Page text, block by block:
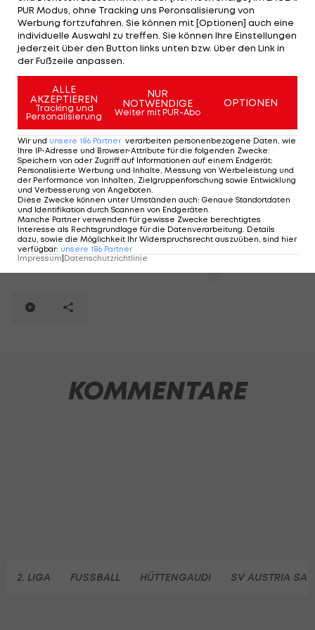
Hier die fünf schönsten Tore im März:
Mehr zum Thema
So lief die Lizenz-
Vergabe
Bundesliga
Die
KOMMENTARE
2. LIGA FUSSBALL HÜTTENGAUDI SV AUSTRIA
PUR Modus, ohne Tracking uns Peronsalisierung von
Werbung fortzufahren. Sie können mit [Optionen] auch eine
individuelle Auswahl zu treffen. Sie können Ihre Einstellungen
jederzeit über den Button links unten bzw. über den Link in
der Fußzeile anpassen.
ALLE
AKZEPTIEREN
Tracking und
Personalisierung
NUR
NOTWENDIGE
Weiter mit PUR-Abo
OPTIONEN
Wir und unsere 186 Partner verarbeiten personenbezogene Daten, wie
Ihre IP-Adresse und Browser-Attribute für die folgenden Zwecke:
Speichern von oder Zugriff auf Informationen auf einem Endgerät;
Personalisierte Werbung und Inhalte, Messung von Werbeleistung und
der Performance von Inhalten, Zielgruppenforschung sowie Entwicklung
und Verbesserung von Angeboten.
Diese Zwecke können unter Umständen auch: Genaue Standortdaten
und Identifikation durch Scannen von Endgeräten.
Manche Partner verwenden für gewisse Zwecke berechtigtes
Interesse als Rechtsgrundlage für die Datenverarbeitung. Details
dazu, sowie die Möglichkeit Ihr Widerspruchsrecht auszuüben, sind hier
verfügbar: unsere 186 Partner
Impressum Datenschutzrichtlinie